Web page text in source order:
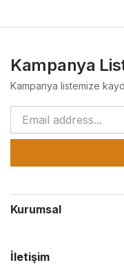
Kampanya
Kampanya listemize
Kurumsal
İletişim